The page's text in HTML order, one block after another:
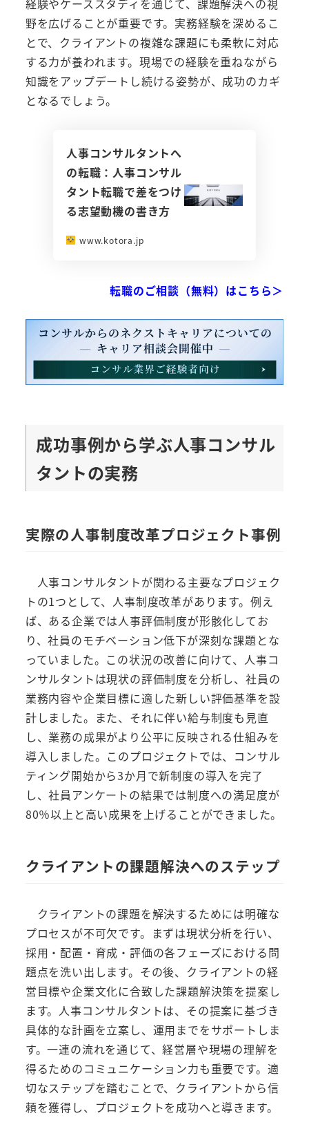
野を広げることが重要です。実務経験を深めるこ
とで、クライアントの複雑な課題にも柔軟に対応
する力が養われます。現場での経験を重ねながら
知識をアップデートし続ける姿勢が、成功のカギ
となるでしょう。
人事コンサルタントへ
の転職：人事コンサル
タント転職で差をつけ
る志望動機の書き方
www.kotora.jp
転職のご相談（無料）はこちら＞
成功事例から学ぶ人事コンサル
タントの実務
実際の人事制度改革プロジェクト事例
人事コンサルタントが関わる主要なプロジェク
トの1つとして、人事制度改革があります。例え
ば、ある企業では人事評価制度が形骸化してお
り、社員のモチベーション低下が深刻な課題とな
っていました。この状況の改善に向けて、人事コ
ンサルタントは現状の評価制度を分析し、社員の
業務内容や企業目標に適した新しい評価基準を設
計しました。また、それに伴い給与制度も見直
し、業務の成果がより公平に反映される仕組みを
導入しました。このプロジェクトでは、コンサル
ティング開始から3か月で新制度の導入を完了
し、社員アンケートの結果では制度への満足度が
80％以上と高い成果を上げることができました。
クライアントの課題解決へのステップ
クライアントの課題を解決するためには明確な
プロセスが不可欠です。まずは現状分析を行い、
採用・配置・育成・評価の各フェーズにおける問
題点を洗い出します。その後、クライアントの経
営目標や企業文化に合致した課題解決策を提案し
ます。人事コンサルタントは、その提案に基づき
具体的な計画を立案し、運用までをサポートしま
す。一連の流れを通じて、経営層や現場の理解を
得るためのコミュニケーション力も重要です。適
切なステップを踏むことで、クライアントから信
頼を獲得し、プロジェクトを成功へと導きます。